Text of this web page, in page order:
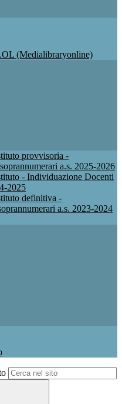
(Medialibraryonline)
provvisoria -
a.s. 2025-2026
- Individuazione Docenti
2025
definitiva -
a.s. 2023-2024